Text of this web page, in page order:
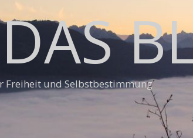
Freiheit und Selbstbestimmung